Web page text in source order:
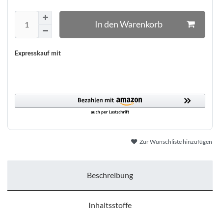
In den Warenkorb
Expresskauf mit
Zur Wunschliste hinzufügen
Beschreibung
Inhaltsstoffe